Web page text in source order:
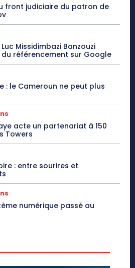
front judiciaire du patron de
Missidimbazi Banzouzi
référencement sur Google
: le Cameroun ne peut plus
acte un partenariat à 150
Towers
: entre sourires et
numérique passé au